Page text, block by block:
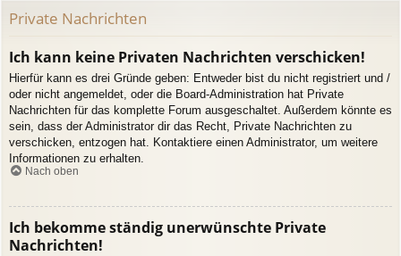
Private Nachrichten
Ich kann keine Privaten Nachrichten verschicken!
Hierfür kann es drei Gründe geben: Entweder bist du nicht registriert und /
oder nicht angemeldet, oder die Board-Administration hat Private
Nachrichten für das komplette Forum ausgeschaltet. Außerdem könnte es
sein, dass der Administrator dir das Recht, Private Nachrichten zu
verschicken, entzogen hat. Kontaktiere einen Administrator, um weitere
Informationen zu erhalten.
Nach oben
Ich bekomme ständig unerwünschte Private
Nachrichten!